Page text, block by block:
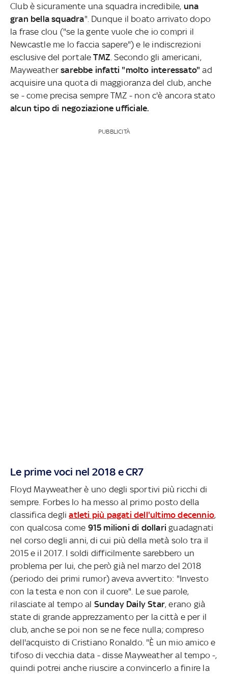
Club è sicuramente una squadra incredibile, una
gran bella squadra". Dunque il boato arrivato dopo
la frase clou ("se la gente vuole che io compri il
Newcastle me lo faccia sapere") e le indiscrezioni
esclusive del portaleTMZ . Secondo gli americani,
Mayweathersarebbe infatti "molto interessato"ad
acquisire una quota di maggioranza del club, anche
se - come precisa sempre TMZ - non c'è ancora stato
alcun tipo di negoziazione ufficiale.
PUBBLICITÀ
Le prime voci nel 2018 e CR7
Floyd Mayweather è uno degli sportivi più ricchi di
sempre. Forbes lo ha messo al primo posto della
classifica degliatleti più pagati dell'ultimo decennio,
con qualcosa come 915 milioni di dollari guadagnati
nel corso degli anni, di cui più della metà solo tra il
2015 e il 2017. I soldi difficilmente sarebbero un
problema per lui, che però già nel marzo del 2018
(periodo dei primi rumor) aveva avvertito: "Investo
con la testa e non con il cuore". Le sue parole,
rilasciate al tempo al Sunday Daily Star, erano già
state di grande apprezzamento per la città e per il
club, anche se poi non se ne fece nulla; compreso
dell'acquisto di Cristiano Ronaldo. "È un mio amico e
tifoso di vecchia data - disse Mayweather al tempo -,
quindi potrei anche riuscire a convincerlo a finire la